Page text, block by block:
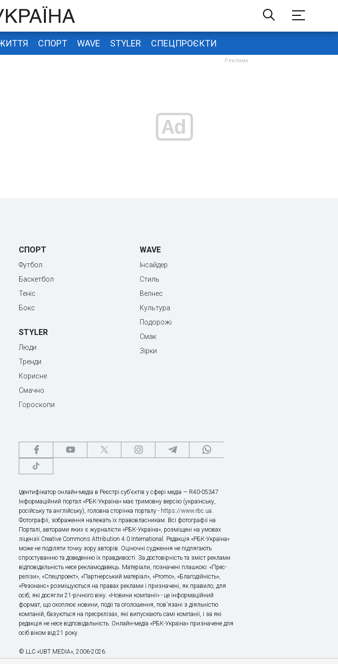
СПОРТ WAVE STYLER СПЕЦПРОЄКТИ
СПОРТ
Футбол
Баскетбол
Теніс
Бокс
STYLER
Люди
Тренди
Корисне
Смачно
Гороскопи
WAVE
Інсайдер
Стиль
Велнес
Культура
Подорожі
Смак
Зірки
Ідентифікатор онлайн-медіа в Реєстрі суб’єктів у сфері медіа — R40-05347
Інформаційний портал «РБК-Україна» має тримовну версію (українську,
російську та англійську), головна сторінка порталу - https://www.rbc.ua.
Фотографії, зображення належать їх правовласникам. Всі фотографії на
Порталі, авторами яких є журналісти «РБК-Україна», розміщені на умовах
ліцензії Creative Commons Attribution 4.0 International. Редакція «РБК-Україна»
може не поділяти точку зору авторів. Оціночні судження не підлягають
спростуванню та доведенню їх правдивості. За достовірність та зміст реклами
відповідальність несе рекламодавець. Матеріали, позначені плашкою: «Прес-
релізи», «Спецпроект», «Партнерський матеріал», «Promo», «Благодійність»,
«Резонанс» розміщуються на правах реклами і призначені, як правило, для
осіб, які досягли 21-річного віку. «Новини компанії» - це інформаційний
формат, що охоплює новини, події та оголошення, пов'язані з діяльністю
компаній, базуються на пресрелізах, які випускають самі компанії, і за які
редакція не несе відповідальність. Онлайн-медіа «РБК-Україна» призначене для
осіб віком від 21 року.
© LLC «UBT MEDIA», 2006-2026.